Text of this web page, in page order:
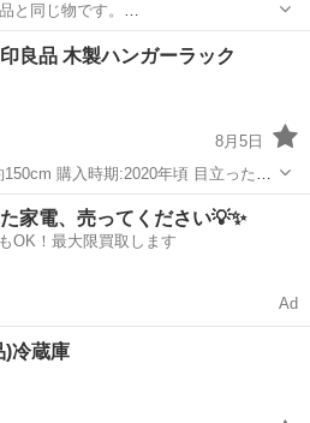
と同じ物です。
7155502/?
...
その他
印良品 木製ハンガーラック
8月5日
目立った傷
。 取りに来ていただける方のみお譲りします。
その他
た家電、売ってください💡✨
OK！最大限買取します
Ad
)冷蔵庫